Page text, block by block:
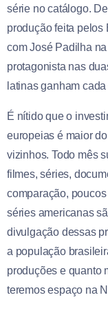
série no catálogo.
produção feita pelos
com José Padilha
protagonista nas
latinas ganham
É nítido que o
europeias é maior
vizinhos. Todo mês
filmes, séries,
comparação,
séries americanas
divulgação dessas
a população
produções e quanto
teremos espaço na